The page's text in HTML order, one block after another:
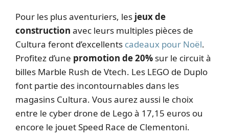
Pour les plus aventuriers, les jeux de
construction avec leurs multiples pièces de
Cultura feront d’excellents cadeaux pour Noël.
Profitez d’une promotion de 20% sur le circuit à
billes Marble Rush de Vtech. Les LEGO de Duplo
font partie des incontournables dans les
magasins Cultura. Vous aurez aussi le choix
entre le cyber drone de Lego à 17,15 euros ou
encore le jouet Speed Race de Clementoni.